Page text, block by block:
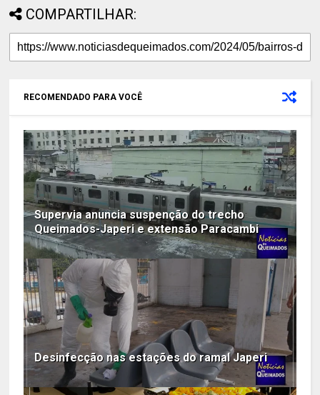
COMPARTILHAR:
RECOMENDADO PARA VOCÊ
Supervia anuncia suspenção do trecho
Queimados-Japeri e extensão Paracambi
Desinfecção nas estações do ramal Japeri